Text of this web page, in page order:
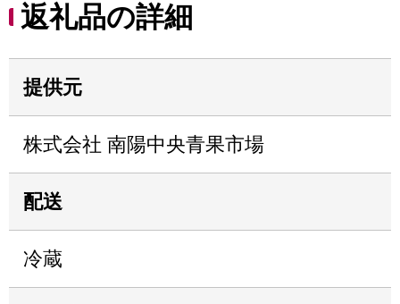
返礼品の詳細
提供元
株式会社 南陽中央青果市場
配送
冷蔵